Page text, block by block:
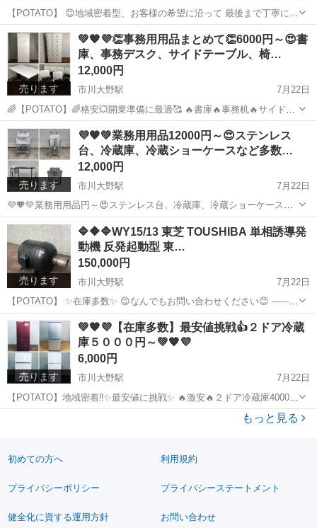
【POTATO】 😊地域密着型、お客様の希望に沿って 最後まで丁寧に対
応させていただきます😊 ⬇⬇⬇店舗情報はこちらから⬇⬇⬇
https://jmty.jp/profiles/600cf6080480566...
千葉 市川市 市川大野駅 家庭用品 手ぬぐい
売ります
💚🧡💜👏事務用用品まとめて👏6000円～😍書
庫、事務デスク、サイドテーブル、椅…
12,000円
市川大野駅
7月22日
🌈【POTATO】🌈格安💥開業準備に最適🥰 🔥書庫🔥事務机🔥サイドテ
ーブル🔥椅子等 早い者勝ち、この機会にどうぞ❗❗ ・自社洗浄済み✅🆗
・自社便格安配送✅🆗 ・地域密着型丁寧な対応✅🆗 ・直接引き取り大
歓迎...
千葉 市川市 市川大野駅 オフィス用家具
売ります
💜🧡💚業務用用品12000円～😍ステンレス
台、冷蔵庫、冷蔵ショーケースなど多数…
12,000円
市川大野駅
7月22日
💜🧡💚業務用用品円～😍ステンレス台、冷蔵庫、冷蔵ショーケースな
ど多数💜🧡💚 🌈有限会社IMO🌈格安💥開業準備に最適🥰 冷蔵庫🔥グリ
ラー🔥ストッカー🔥フライヤー等 早い者勝ち、この機会にどうぞ❗❗ ・
自社洗...
千葉 市川市 市川大野駅 その他 ショーケース
売ります
🔷🔶🔷WY15/13 東芝 TOUSHIBA 単相誘導発
動機 反発起動型 東…
150,000円
市川大野駅
7月22日
【POTATO】 ✨在庫多数✨ 😊なんでもお問い合わせください😊 ---------
-------------------------------------- 【メーカー】東芝 【商品】 単相誘導発
動機...
千葉 市川市 市川大野駅 その他 発動機
売ります
💚🧡💜【在庫多数】最安値挑戦👍２ドア冷蔵
庫５０００円～💚🧡💜
6,000円
市川大野駅
7月22日
【POTATO】地域密着‼✨最安値に挑戦✨ 🔥激安🔥２ドア冷蔵庫4000円
～🙌 👍選べる家電セットも対応可👍 ・自社洗浄済み✅🆗 ・自社便格
安配送✅🆗 ・地域密着型丁寧な対応✅🆗 ・直接引き取り大歓迎...
ドアもっと見る
初めての方へ 利用規約
プライバシーポリシー プライバシーステートメント
健全化に資する運用方針 お問い合わせ